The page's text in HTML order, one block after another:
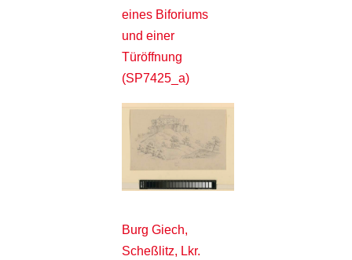
eines Biforiums
und einer
Türöffnung
(SP7425_a)
Burg Giech,
Scheßlitz, Lkr.